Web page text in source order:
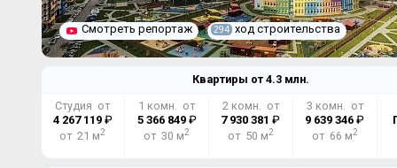
Смотреть репортаж 294 ход строительства
Квартиры от 4.3 млн.
Студия от
4 267 119₽
от 21 м2
1 комн. от
5 366 849₽
от 30 м2
2 комн. от
7 930 381 ₽
от 50 м2
3 комн. от
9 639 346 ₽
от 66 м2